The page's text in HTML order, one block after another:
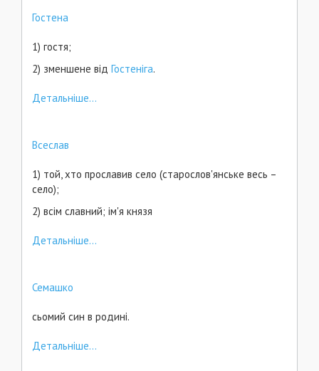
Гостена
1) гостя;
2) зменшене від Гостеніга.
Детальніше...
Всеслав
1) той, хто прославив село (старослов'янське весь –
село);
2) всім славний; ім'я князя
Детальніше...
Семашко
сьомий син в родині.
Детальніше...